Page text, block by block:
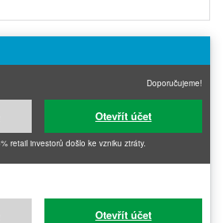
Doporučujeme!
Otevřít účet
retail investorů došlo ke vzniku ztráty.
Otevřít účet